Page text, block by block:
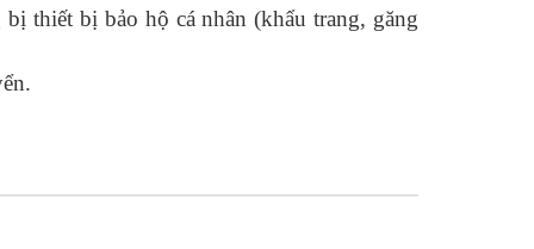
thiết bị bảo hộ cá nhân (khẩu trang, găng